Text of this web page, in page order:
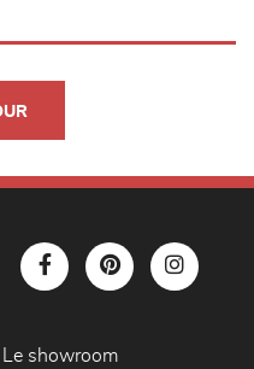
Le showroom